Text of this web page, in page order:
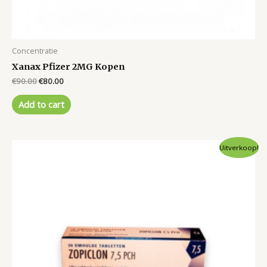
Concentratie
Xanax Pfizer 2MG Kopen
€90.00Original
was:
€90.00.
€80.00Current
is:
€80.00.
Add to cart
Uitverkoop!